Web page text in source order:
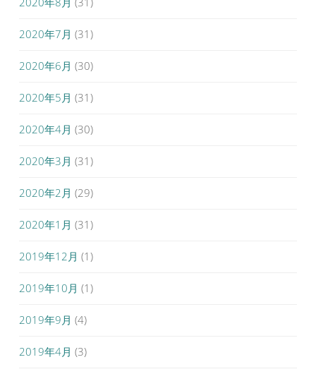
2020年7月 (31)
2020年6月 (30)
2020年5月 (31)
2020年4月 (30)
2020年3月 (31)
2020年2月 (29)
2020年1月 (31)
2019年12月 (1)
2019年10月 (1)
2019年9月 (4)
2019年4月 (3)